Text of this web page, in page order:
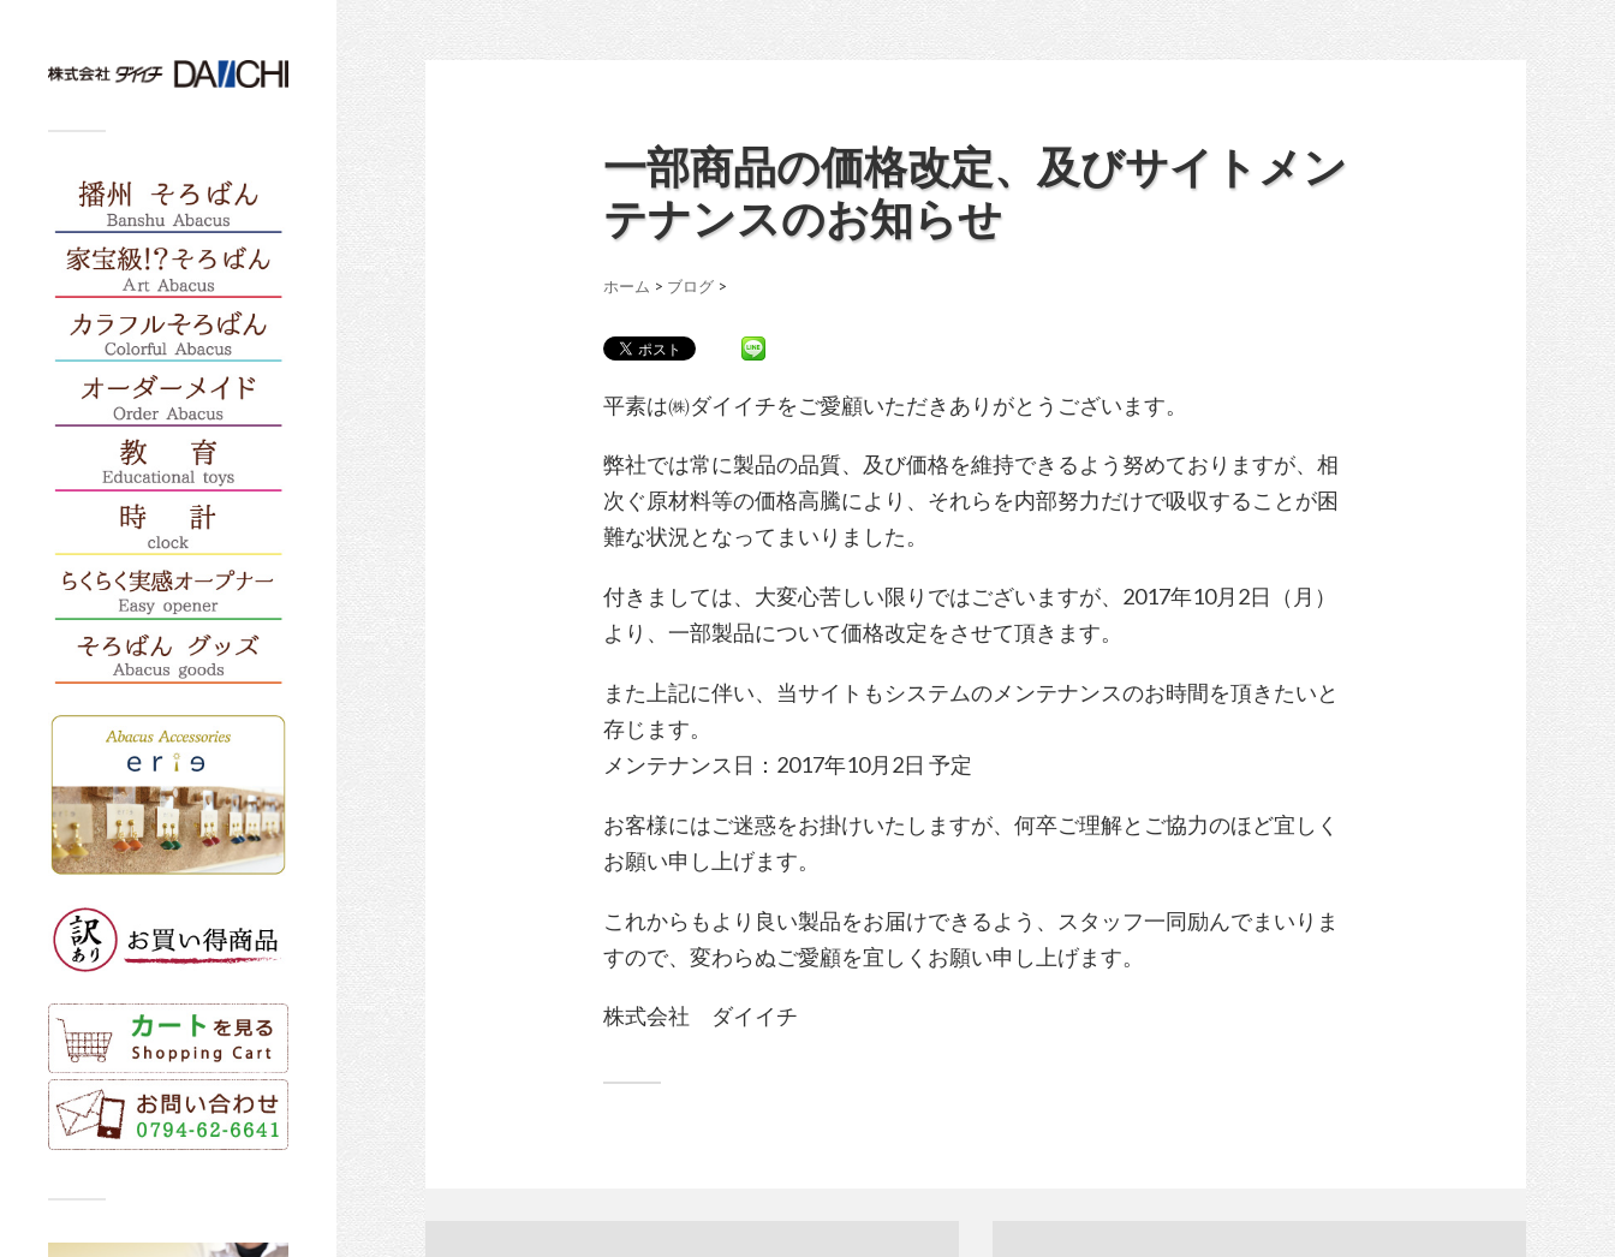
一部商品の価格改定、及びサイトメン
テナンスのお知らせ
ホーム > ブログ >
平素は㈱ダイイチをご愛顧いただきありがとうございます。
弊社では常に製品の品質、及び価格を維持できるよう努めておりますが、相
次ぐ原材料等の価格高騰により、それらを内部努力だけで吸収することが困
難な状況となってまいりました。
付きましては、大変心苦しい限りではございますが、2017年10月2日（月）
より、一部製品について価格改定をさせて頂きます。
また上記に伴い、当サイトもシステムのメンテナンスのお時間を頂きたいと
存じます。
メンテナンス日：2017年10月2日 予定
お客様にはご迷惑をお掛けいたしますが、何卒ご理解とご協力のほど宜しく
お願い申し上げます。
これからもより良い製品をお届けできるよう、スタッフ一同励んでまいりま
すので、変わらぬご愛顧を宜しくお願い申し上げます。
株式会社 ダイイチ